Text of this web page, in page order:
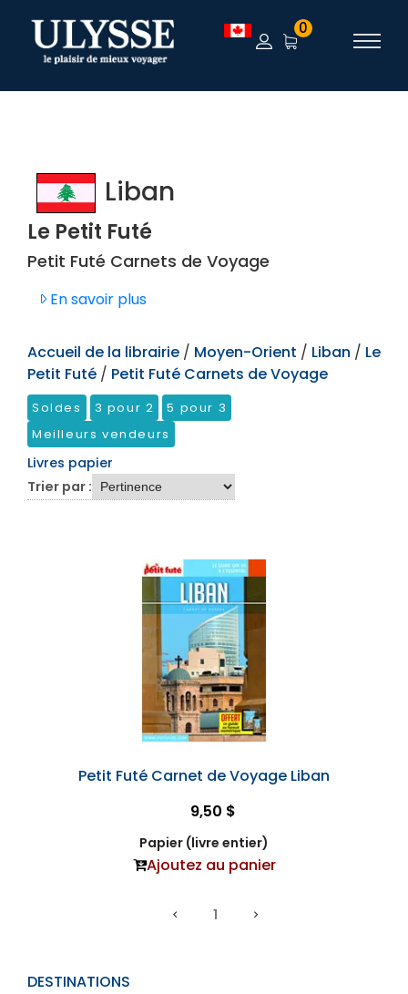
TEST 0
DESTINATIONS
Liban
Le Petit Futé
Petit Futé Carnets de Voyage
En savoir plus
Accueil de la librairie / Moyen-Orient / Liban / Le
Petit Futé / Petit Futé Carnets de Voyage
Soldes 3 pour 2
5 pour 3
Meilleurs vendeurs
Livres papier
Trier par :
Petit Futé Carnet de Voyage Liban
9,50 $
Papier (livre entier)
Ajoutez au panier
1